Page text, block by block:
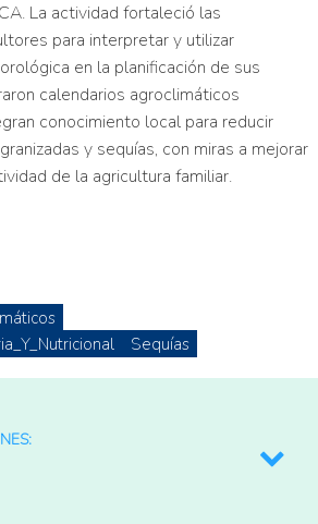
La actividad fortaleció las
para interpretar y utilizar
en la planificación de sus
calendarios agroclimáticos
conocimiento local para reducir
y sequías, con miras a mejorar
de la agricultura familiar.
Sequías